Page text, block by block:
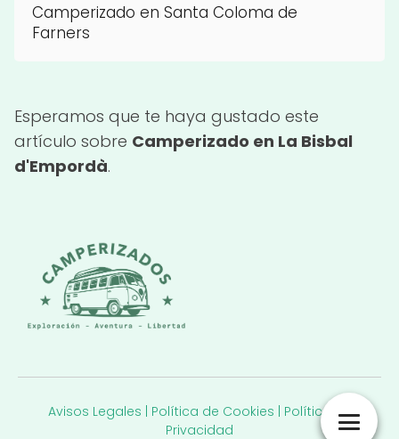
Camperizado en Santa Coloma de
Farners
Esperamos que te haya gustado este
artículo sobre Camperizado en La Bisbal
d'Empordà.
Avisos Legales | Política de Cookies | Política de
Privacidad